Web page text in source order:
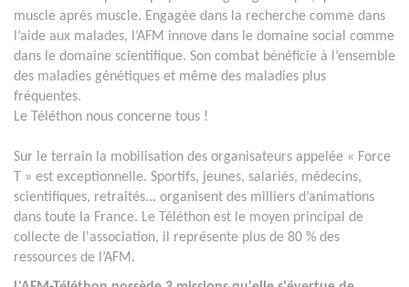
muscle après muscle. Engagée dans la recherche comme dans
l’aide aux malades, l’AFM innove dans le domaine social comme
dans le domaine scientifique. Son combat bénéficie à l’ensemble
des maladies génétiques et même des maladies plus
fréquentes.
Le Téléthon nous concerne tous !
Sur le terrain la mobilisation des organisateurs appelée « Force
T » est exceptionnelle. Sportifs, jeunes, salariés, médecins,
scientifiques, retraités... organisent des milliers d’animations
dans toute la France. Le Téléthon est le moyen principal de
collecte de l'association, il représente plus de 80 % des
ressources de l’AFM.